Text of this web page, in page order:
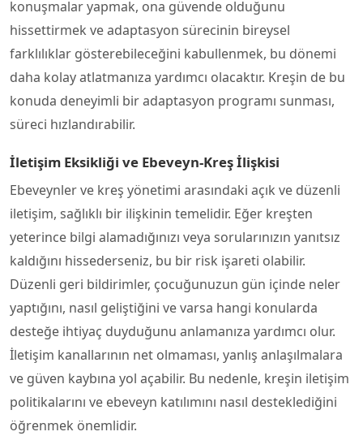
konuşmalar yapmak, ona güvende olduğunu
hissettirmek ve adaptasyon sürecinin bireysel
farklılıklar gösterebileceğini kabullenmek, bu dönemi
daha kolay atlatmanıza yardımcı olacaktır. Kreşin de bu
konuda deneyimli bir adaptasyon programı sunması,
süreci hızlandırabilir.
İletişim Eksikliği ve Ebeveyn-Kreş İlişkisi
Ebeveynler ve kreş yönetimi arasındaki açık ve düzenli
iletişim, sağlıklı bir ilişkinin temelidir. Eğer kreşten
yeterince bilgi alamadığınızı veya sorularınızın yanıtsız
kaldığını hissederseniz, bu bir risk işareti olabilir.
Düzenli geri bildirimler, çocuğunuzun gün içinde neler
yaptığını, nasıl geliştiğini ve varsa hangi konularda
desteğe ihtiyaç duyduğunu anlamanıza yardımcı olur.
İletişim kanallarının net olmaması, yanlış anlaşılmalara
ve güven kaybına yol açabilir. Bu nedenle, kreşin iletişim
politikalarını ve ebeveyn katılımını nasıl desteklediğini
öğrenmek önemlidir.